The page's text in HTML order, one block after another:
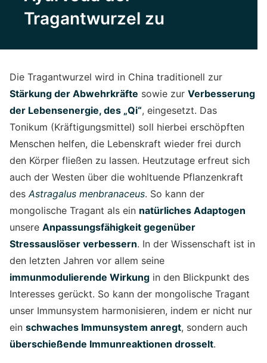
Tragantwurzel zu
Die Tragantwurzel wird in China traditionell zur
Stärkung der Abwehrkräfte sowie zur Verbesserung
der Lebensenergie, des „Qi“, eingesetzt. Das
Tonikum (Kräftigungsmittel) soll hierbei erschöpften
Menschen helfen, die Lebenskraft wieder frei durch
den Körper fließen zu lassen. Heutzutage erfreut sich
auch der Westen über die wohltuende Pflanzenkraft
desAstragalus menbranaceus. So kann der
mongolische Tragant als ein natürliches Adaptogen
unsere Anpassungsfähigkeit gegenüber
Stressauslöser verbessern. In der Wissenschaft ist in
den letzten Jahren vor allem seine
immunmodulierende Wirkung in den Blickpunkt des
Interesses gerückt. So kann der mongolische Tragant
unser Immunsystem harmonisieren, indem er nicht nur
ein schwaches Immunsystem anregt, sondern auch
überschießende Immunreaktionen drosselt.